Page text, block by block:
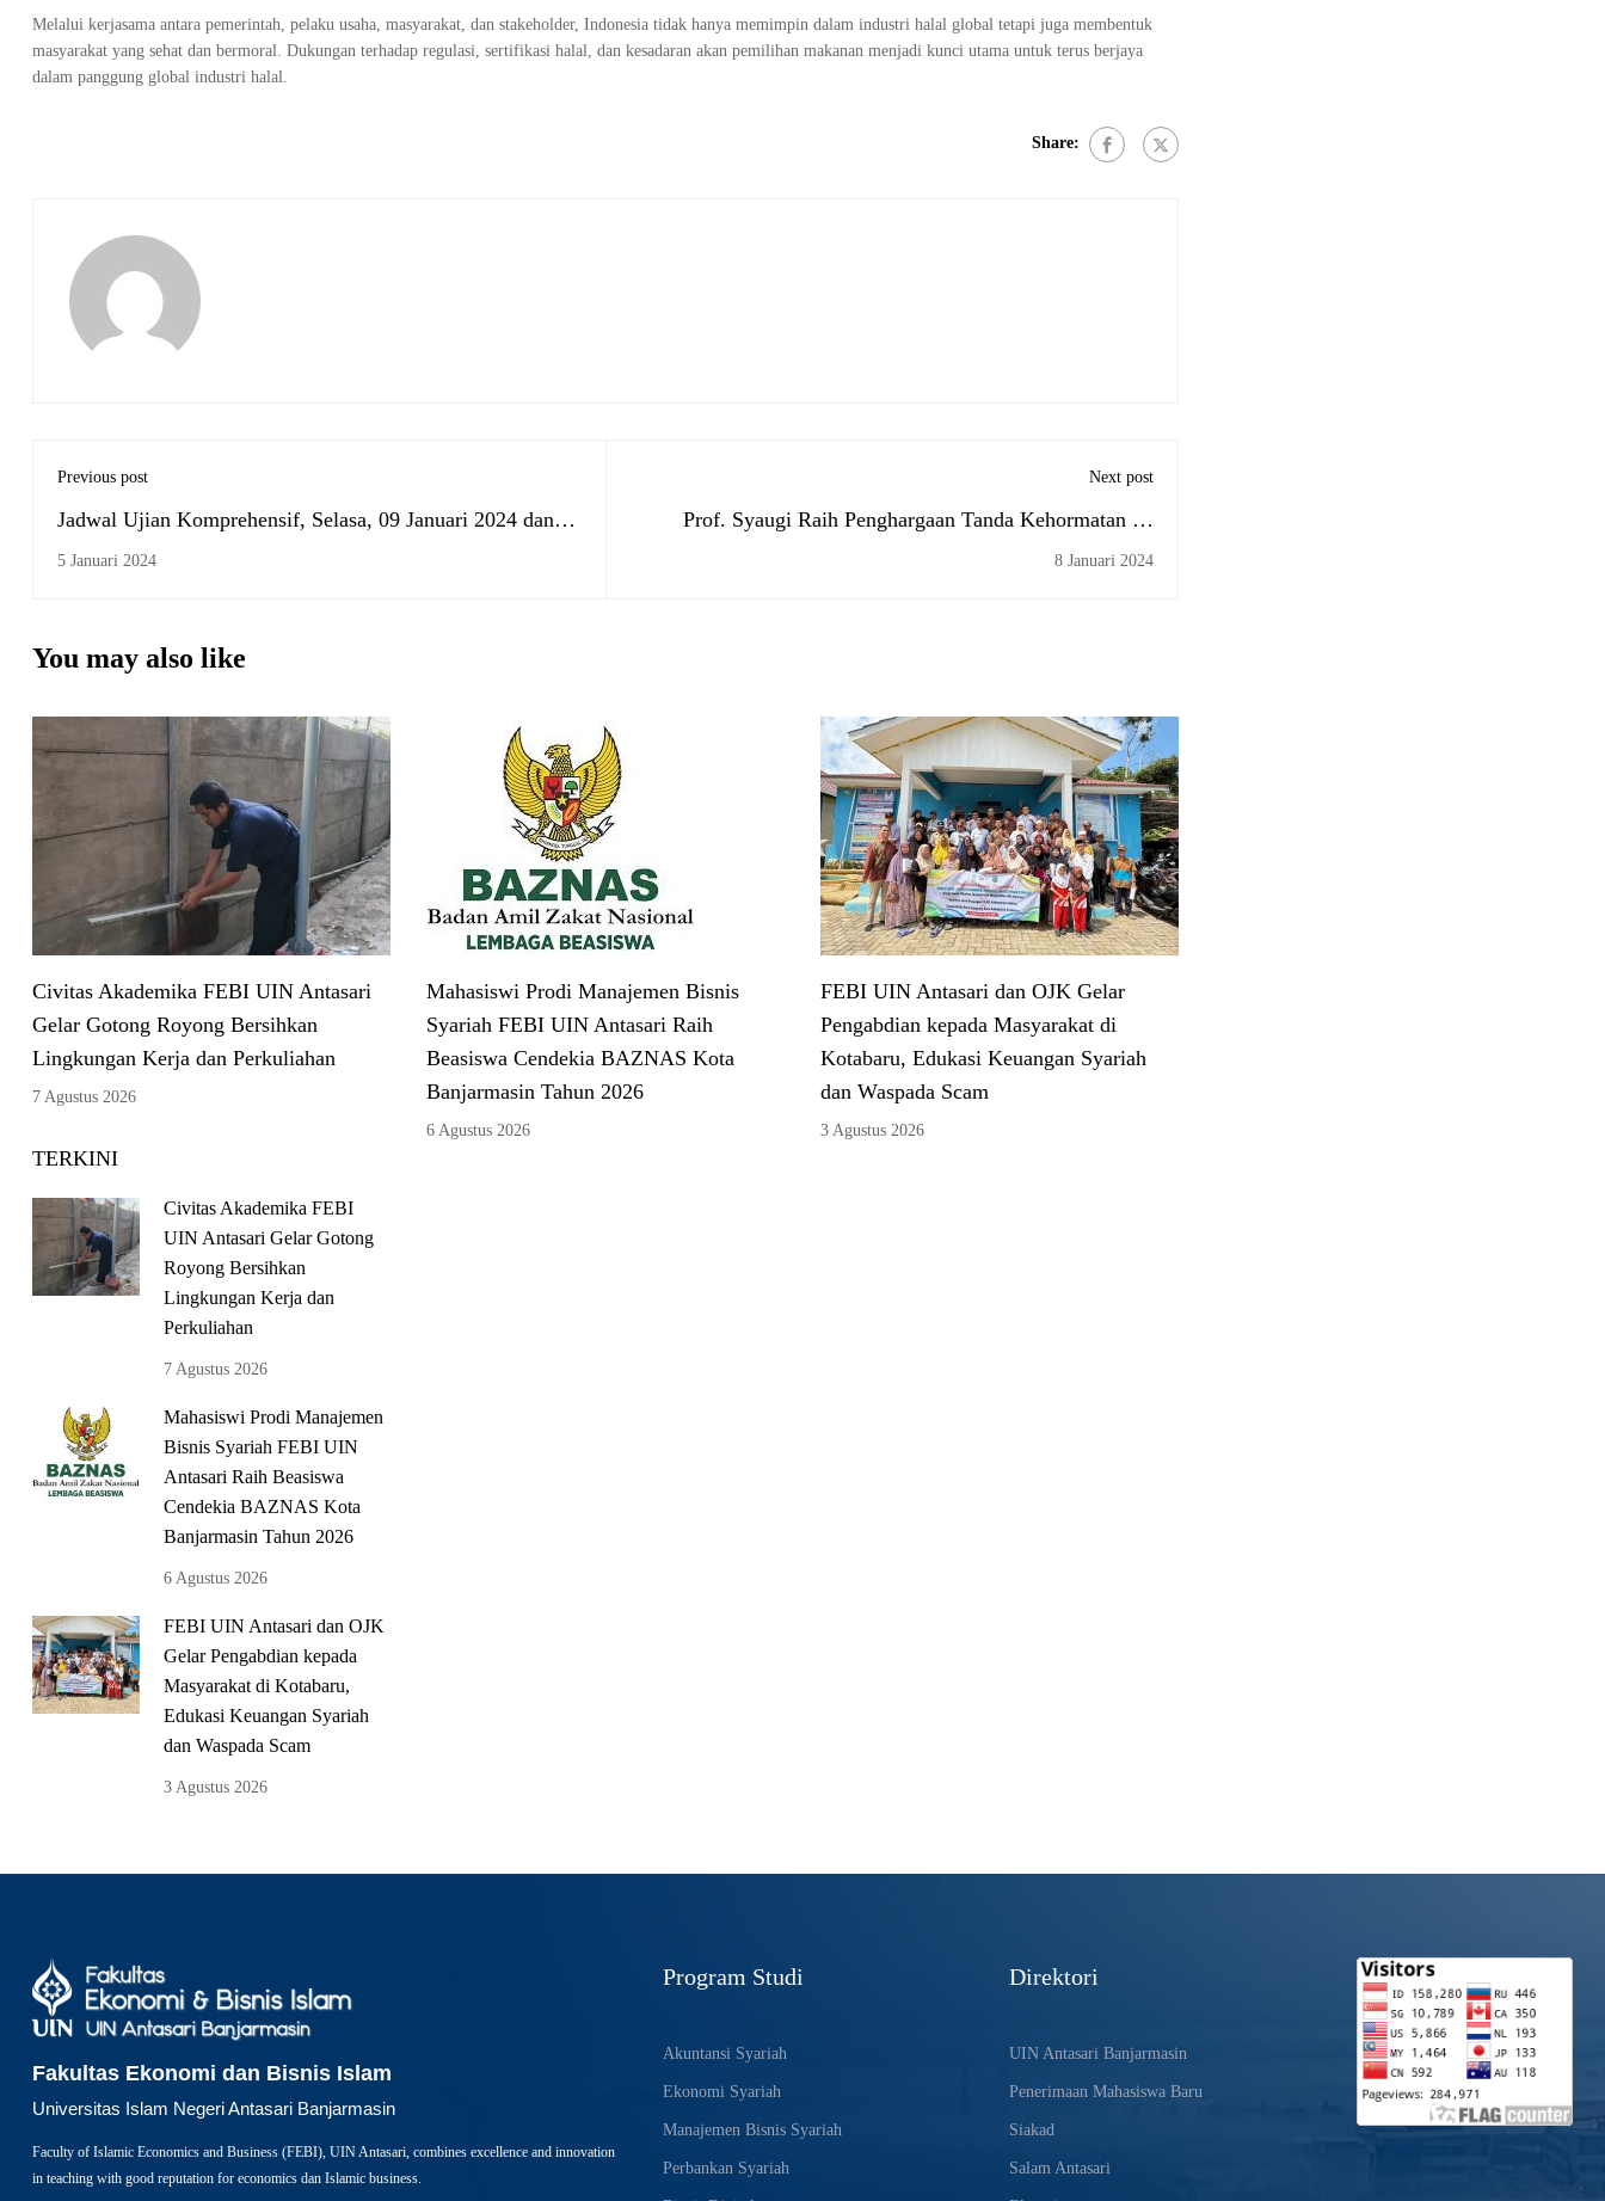
Melalui kerjasama antara pemerintah, pelaku usaha, masyarakat, dan stakeholder, Indonesia tidak hanya memimpin dalam industri halal global tetapi juga membentuk
masyarakat yang sehat dan bermoral. Dukungan terhadap regulasi, sertifikasi halal, dan kesadaran akan pemilihan makanan menjadi kunci utama untuk terus berjaya
dalam panggung global industri halal.
Share:
Previous post
Jadwal Ujian Komprehensif, Selasa, 09 Januari 2024 dan
Jumat, 12 Januari 2024
5 Januari 2024
Next post
Prof. Syaugi Raih Penghargaan Tanda Kehormatan 20
Tahun dari Presiden RI
8 Januari 2024
You may also like
Civitas Akademika FEBI UIN Antasari
Gelar Gotong Royong Bersihkan
Lingkungan Kerja dan Perkuliahan
7 Agustus 2026
Mahasiswi Prodi Manajemen Bisnis
Syariah FEBI UIN Antasari Raih
Beasiswa Cendekia BAZNAS Kota
Banjarmasin Tahun 2026
6 Agustus 2026
FEBI UIN Antasari dan OJK Gelar
Pengabdian kepada Masyarakat di
Kotabaru, Edukasi Keuangan Syariah
dan Waspada Scam
3 Agustus 2026
TERKINI
Civitas Akademika FEBI
UIN Antasari Gelar Gotong
Royong Bersihkan
Lingkungan Kerja dan
Perkuliahan
7 Agustus 2026
Mahasiswi Prodi Manajemen
Bisnis Syariah FEBI UIN
Antasari Raih Beasiswa
Cendekia BAZNAS Kota
Banjarmasin Tahun 2026
6 Agustus 2026
FEBI UIN Antasari dan OJK
Gelar Pengabdian kepada
Masyarakat di Kotabaru,
Edukasi Keuangan Syariah
dan Waspada Scam
3 Agustus 2026
Fakultas Ekonomi dan Bisnis Islam
Universitas Islam Negeri Antasari Banjarmasin
Faculty of Islamic Economics and Business (FEBI), UIN Antasari, combines excellence and innovation
in teaching with good reputation for economics dan Islamic business.
Program Studi
Akuntansi Syariah
Ekonomi Syariah
Manajemen Bisnis Syariah
Perbankan Syariah
Direktori
UIN Antasari Banjarmasin
Penerimaan Mahasiswa Baru
Siakad
Salam Antasari